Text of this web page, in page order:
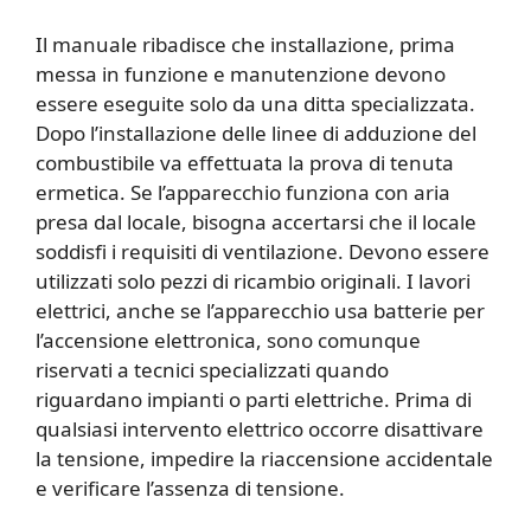
Il manuale ribadisce che installazione, prima
messa in funzione e manutenzione devono
essere eseguite solo da una ditta specializzata.
Dopo l’installazione delle linee di adduzione del
combustibile va effettuata la prova di tenuta
ermetica. Se l’apparecchio funziona con aria
presa dal locale, bisogna accertarsi che il locale
soddisfi i requisiti di ventilazione. Devono essere
utilizzati solo pezzi di ricambio originali. I lavori
elettrici, anche se l’apparecchio usa batterie per
l’accensione elettronica, sono comunque
riservati a tecnici specializzati quando
riguardano impianti o parti elettriche. Prima di
qualsiasi intervento elettrico occorre disattivare
la tensione, impedire la riaccensione accidentale
e verificare l’assenza di tensione.